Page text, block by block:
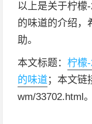
以上是关于柠檬
的味道的介绍，
助。
本文标题： 柠檬
的味道 ；本文链
wm/33702.html。